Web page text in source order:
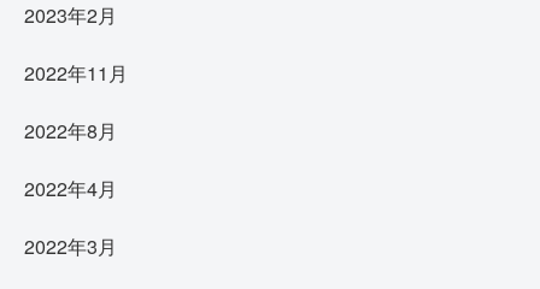
2023年2月
2022年11月
2022年8月
2022年4月
2022年3月